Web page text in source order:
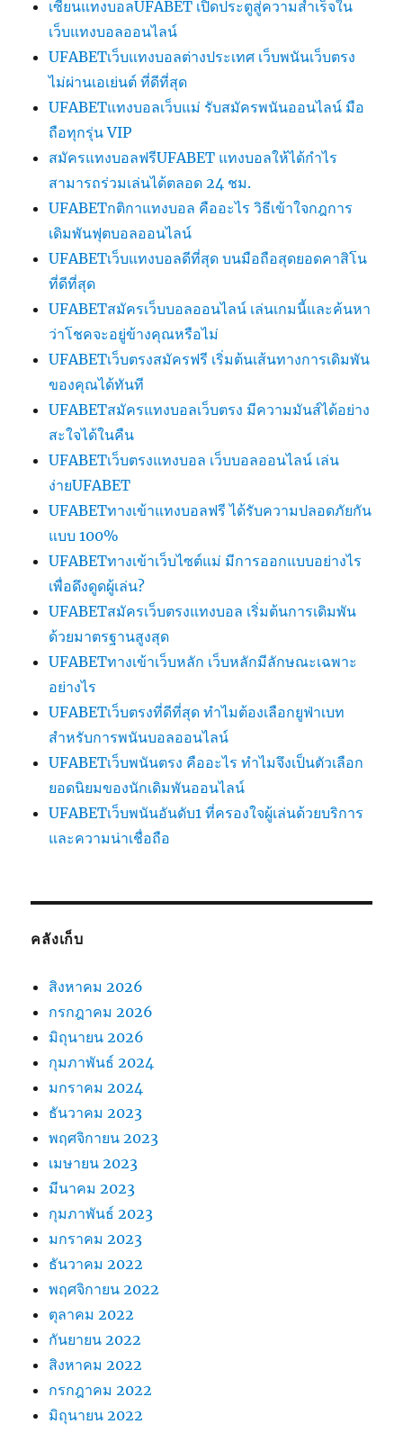
เซียนแทงบอลUFABET เปิดประตูสู่ความสำเร็จใน
เว็บแทงบอลออนไลน์
UFABETเว็บแทงบอลต่างประเทศ เว็บพนันเว็บตรง
ไม่ผ่านเอเย่นต์ ที่ดีที่สุด
UFABETแทงบอลเว็บแม่ รับสมัครพนันออนไลน์ มือ
ถือทุกรุ่น VIP
สมัครแทงบอลฟรีUFABET แทงบอลให้ได้กำไร
สามารถร่วมเล่นได้ตลอด 24 ชม.
UFABETกติกาแทงบอล คืออะไร วิธีเข้าใจกฎการ
เดิมพันฟุตบอลออนไลน์
UFABETเว็บแทงบอลดีที่สุด บนมือถือสุดยอดคาสิโน
ที่ดีที่สุด
UFABETสมัครเว็บบอลออนไลน์ เล่นเกมนี้และค้นหา
ว่าโชคจะอยู่ข้างคุณหรือไม่
UFABETเว็บตรงสมัครฟรี เริ่มต้นเส้นทางการเดิมพัน
ของคุณได้ทันที
UFABETสมัครแทงบอลเว็บตรง มีความมันส์ได้อย่าง
สะใจได้ในคืน
UFABETเว็บตรงแทงบอล เว็บบอลออนไลน์ เล่น
ง่ายUFABET
UFABETทางเข้าแทงบอลฟรี ได้รับความปลอดภัยกัน
แบบ 100%
UFABETทางเข้าเว็บไซต์แม่ มีการออกแบบอย่างไร
เพื่อดึงดูดผู้เล่น?
UFABETสมัครเว็บตรงแทงบอล เริ่มต้นการเดิมพัน
ด้วยมาตรฐานสูงสุด
UFABETทางเข้าเว็บหลัก เว็บหลักมีลักษณะเฉพาะ
อย่างไร
UFABETเว็บตรงที่ดีที่สุด ทำไมต้องเลือกยูฟ่าเบท
สำหรับการพนันบอลออนไลน์
UFABETเว็บพนันตรง คืออะไร ทำไมจึงเป็นตัวเลือก
ยอดนิยมของนักเดิมพันออนไลน์
UFABETเว็บพนันอันดับ1 ที่ครองใจผู้เล่นด้วยบริการ
และความน่าเชื่อถือ
คลังเก็บ
สิงหาคม 2026
กรกฎาคม 2026
มิถุนายน 2026
กุมภาพันธ์ 2024
มกราคม 2024
ธันวาคม 2023
พฤศจิกายน 2023
เมษายน 2023
มีนาคม 2023
กุมภาพันธ์ 2023
มกราคม 2023
ธันวาคม 2022
พฤศจิกายน 2022
ตุลาคม 2022
กันยายน 2022
สิงหาคม 2022
กรกฎาคม 2022
มิถุนายน 2022